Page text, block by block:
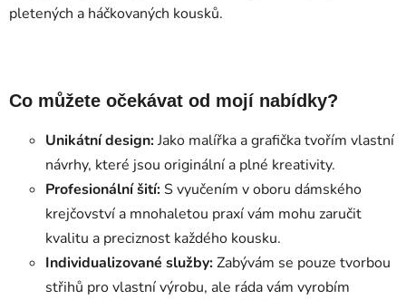
pletených a háčkovaných kousků.
Co můžete očekávat od mojí nabídky?
Unikátní design:Jako malířka a grafička tvořím vlastní
návrhy, které jsou originální a plné kreativity.
Profesionální šití:S vyučením v oboru dámského
krejčovství a mnohaletou praxí vám mohu zaručit
kvalitu a preciznost každého kousku.
Individualizované služby:Zabývám se pouze tvorbou
střihů pro vlastní výrobu, ale ráda vám vyrobím